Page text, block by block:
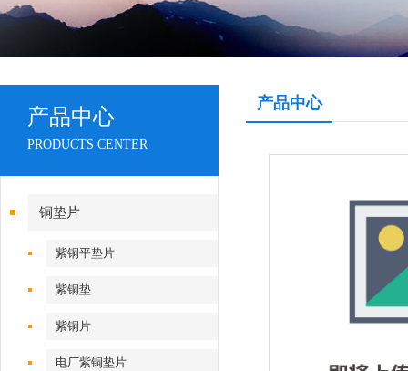
产品中心
PRODUCTS CENTER
铜垫片
紫铜平垫片
紫铜垫
紫铜片
电厂紫铜垫片
产品中心